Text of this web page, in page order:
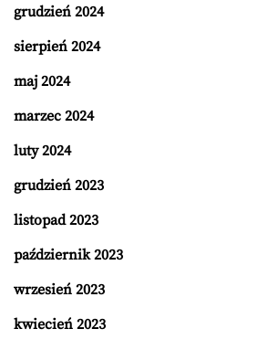
grudzień 2024
sierpień 2024
maj 2024
marzec 2024
luty 2024
grudzień 2023
listopad 2023
październik 2023
wrzesień 2023
kwiecień 2023